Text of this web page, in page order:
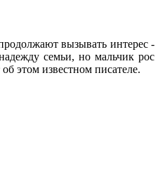
вызывать интерес -
семьи, но мальчик рос
этом известном писателе.